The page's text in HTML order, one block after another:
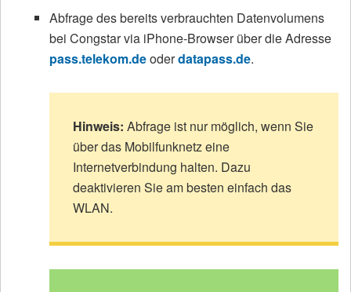
Abfrage des bereits verbrauchten Datenvolumens
bei Congstar via iPhone-Browser über die Adresse
pass.telekom.deoderdatapass.de.
Hinweis: Abfrage ist nur möglich, wenn Sie
über das Mobilfunknetz eine
Internetverbindung halten. Dazu
deaktivieren Sie am besten einfach das
WLAN.